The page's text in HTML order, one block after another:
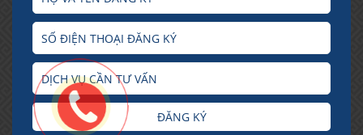
ĐĂNG KÝ